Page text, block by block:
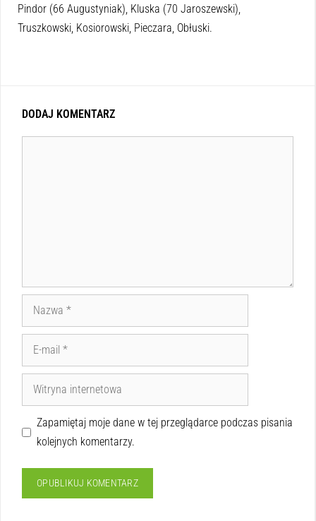
Pindor (66 Augustyniak), Kluska (70 Jaroszewski),
Truszkowski, Kosiorowski, Pieczara, Obłuski.
DODAJ KOMENTARZ
Zapamiętaj moje dane w tej przeglądarce podczas pisania
kolejnych komentarzy.